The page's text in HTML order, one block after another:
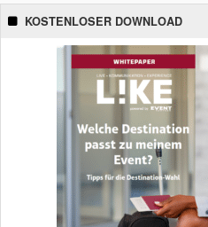
KOSTENLOSER DOWNLOAD